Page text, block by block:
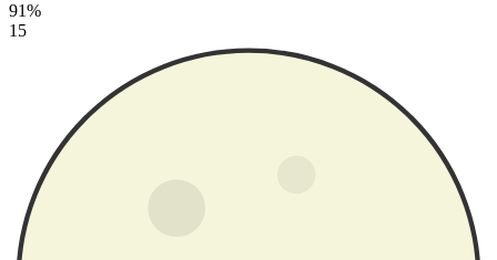
91%
15